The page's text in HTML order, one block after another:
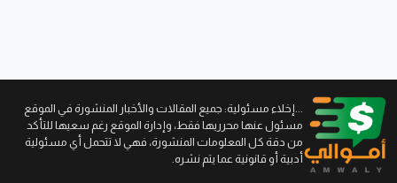
...إخلاء مسئولية: جميع المقالات والأخبار المنشورة في الموقع
مسئول عنها محرريها فقط، وإدارة الموقع رغم سعيها للتأكد
من دقة كل المعلومات المنشورة، فهي لا تتحمل أي مسئولية
أدبية أو قانونية عما يتم نشره.